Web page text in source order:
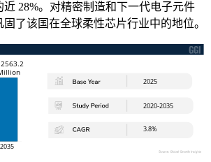
28%。对精密制造和下一代电子元件
了该国在全球柔性芯片行业中的地位。